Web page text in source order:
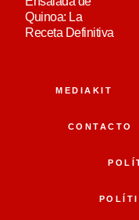
Quinoa: La
Receta Definitiva
MEDIAKIT
CONTACTO